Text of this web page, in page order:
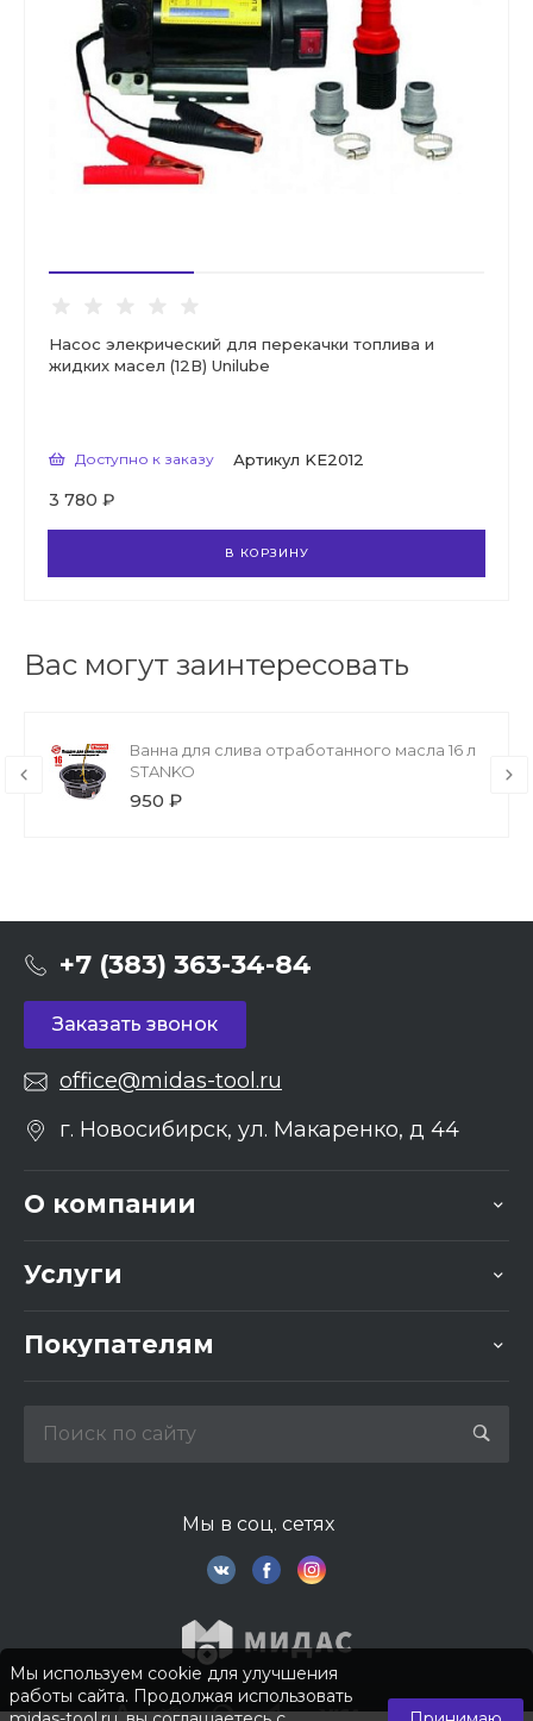
Насос элекрический для перекачки топлива и
жидких масел (12В) Unilube
Доступно к заказу Артикул KE2012
3 780 ₽
В КОРЗИНУ
Вас могут заинтересовать
Ванна для слива отработанного масла 16 л
STANKO
950 ₽
+7 (383) 363-34-84
Заказать звонок
office@midas-tool.ru
г. Новосибирск, ул. Макаренко, д 44
О компании
Услуги
Покупателям
Мы в соц. сетях
Мы используем cookie для улучшения
работы сайта. Продолжая использовать